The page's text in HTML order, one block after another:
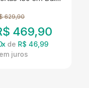
629,90
469,90
x de R$ 46,99